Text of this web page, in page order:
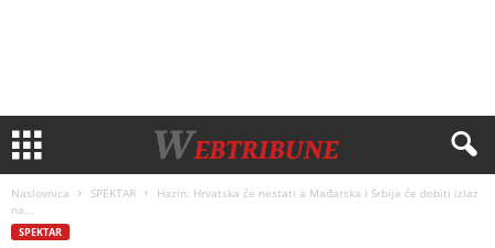
Naslovnica SPEKTAR
Hazin: Hrvatska će nestati a Mađarska i Srbija će dobiti izlaz
na...
SPEKTAR